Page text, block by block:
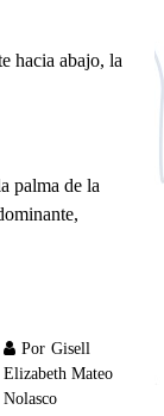
hacia abajo, la
palma de la
Por Gisell
Elizabeth Mateo
Nolasco